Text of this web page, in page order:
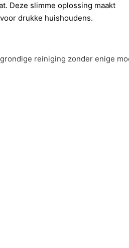
Deze slimme oplossing maakt
drukke huishoudens.
reiniging zonder enige
alleen groot vuil, maar ook fijn